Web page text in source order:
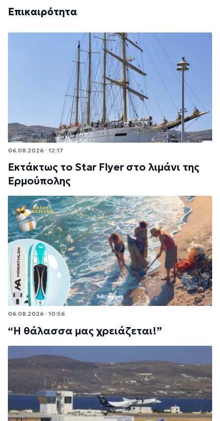
Επικαιρότητα
06.08.2026 · 12:17
Εκτάκτως το Star Flyer στο λιμάνι της
Ερμούπολης
06.08.2026 · 10:56
“Η θάλασσα μας χρειάζεται!”